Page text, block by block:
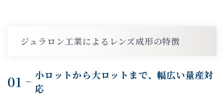
ジュラロン工業によるレンズ成形の特徴
01
小ロットから大ロットまで、幅広い量産対
応